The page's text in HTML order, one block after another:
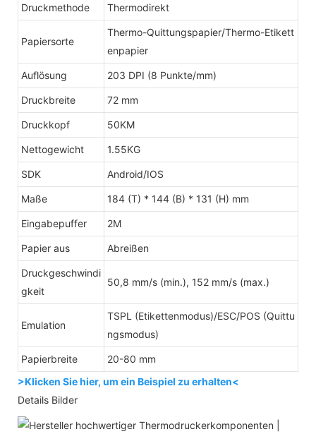
Druckmethode
Thermodirekt
Papiersorte
Thermo-Quittungspapier/Thermo-Etikett
enpapier
Auflösung 203 DPI (8 Punkte/mm)
Druckbreite 72 mm
Druckkopf 50KM
Nettogewicht 1.55KG
SDK Android/IOS
Maße 184 (T) * 144 (B) * 131 (H) mm
Eingabepuffer 2M
Papier aus Abreißen
Druckgeschwindi
gkeit
50,8 mm/s (min.), 152 mm/s (max.)
Emulation
TSPL (Etikettenmodus)/ESC/POS (Quittu
ngsmodus)
Papierbreite
20-80 mm
>Klicken Sie hier, um ein Beispiel zu erhalten<
Details Bilder